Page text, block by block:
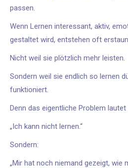
passen.
Wenn Lernen interessant, aktiv,
gestaltet wird, entstehen oft
Nicht weil sie plötzlich mehr leisten.
Sondern weil sie endlich so lernen
funktioniert.
Denn das eigentliche Problem lautet
„Ich kann nicht lernen.“
Sondern:
„Mir hat noch niemand gezeigt, wie